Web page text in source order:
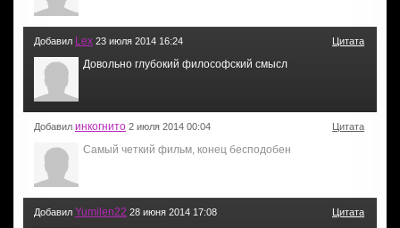
Добавил Lex 23 июля 2014 16:24 Цитата
Довольно глубокий философский смысл
Добавил инкогнито 2 июля 2014 00:04 Цитата
Самый четкий фильм, конец бесподобен
Добавил Yumilen22 28 июня 2014 17:08 Цитата